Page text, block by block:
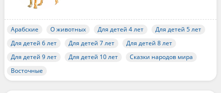
Арабские О животных Для детей 4 лет
Для детей 5 лет
Для детей 6 лет
Для детей 7 лет
Для детей 8 лет
Для детей 9 лет
Для детей 10 лет
Сказки народов мира
Восточные